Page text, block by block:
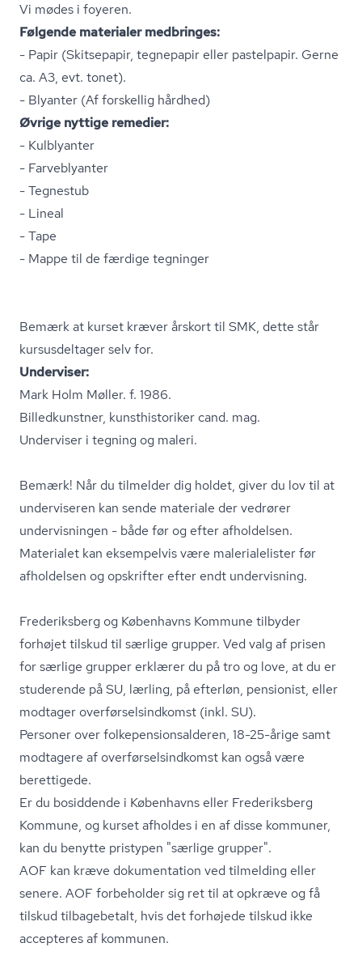
Vi mødes i foyeren.
Følgende materialer medbringes:
- Papir (Skitsepapir, tegnepapir eller pastelpapir. Gerne
ca. A3, evt. tonet).
- Blyanter (Af forskellig hårdhed)
Øvrige nyttige remedier:
- Kulblyanter
- Farveblyanter
- Tegnestub
- Lineal
- Tape
- Mappe til de færdige tegninger
Bemærk at kurset kræver årskort til SMK, dette står
kursusdeltager selv for.
Underviser:
Mark Holm Møller. f. 1986.
Billedkunstner, kunst­hi­sto­ri­ker cand. mag.
Underviser i tegning og maleri.
Bemærk! Når du tilmelder dig holdet, giver du lov til at
underviseren kan sende materiale der vedrører
undervisningen - både før og efter afholdelsen.
Materialet kan eksempelvis være ma­le­ri­a­le­li­ster før
afholdelsen og opskrifter efter endt undervisning.
Frederiksberg og Københavns Kommune tilbyder
forhøjet tilskud til særlige grupper. Ved valg af prisen
for særlige grupper erklærer du på tro og love, at du er
studerende på SU, lærling, på efterløn, pensionist, eller
modtager over­før­sels­ind­komst (inkl. SU).
Personer over fol­ke­pen­sions­al­de­ren, 18-25-årige samt
modtagere af over­før­sels­ind­komst kan også være
berettigede.
Er du bosiddende i Københavns eller Frederiksberg
Kommune, og kurset afholdes i en af disse kommuner,
kan du benytte pristypen "særlige grupper".
AOF kan kræve dokumentation ved tilmelding eller
senere. AOF forbeholder sig ret til at opkræve og få
tilskud tilbagebetalt, hvis det forhøjede tilskud ikke
accepteres af kommunen.